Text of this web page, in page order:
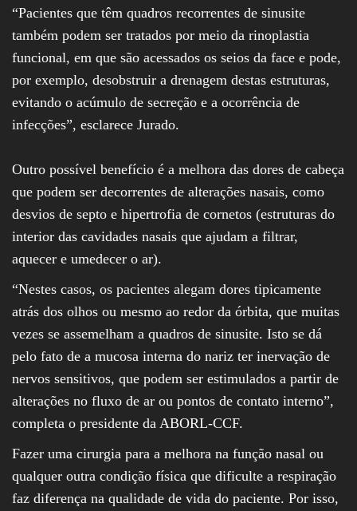
“Pacientes que têm quadros recorrentes de sinusite
também podem ser tratados por meio da rinoplastia
funcional, em que são acessados os seios da face e pode,
por exemplo, desobstruir a drenagem destas estruturas,
evitando o acúmulo de secreção e a ocorrência de
infecções”, esclarece Jurado.
Outro possível benefício é a melhora das dores de cabeça
que podem ser decorrentes de alterações nasais, como
desvios de septo e hipertrofia de cornetos (estruturas do
interior das cavidades nasais que ajudam a filtrar,
aquecer e umedecer o ar).
“Nestes casos, os pacientes alegam dores tipicamente
atrás dos olhos ou mesmo ao redor da órbita, que muitas
vezes se assemelham a quadros de sinusite. Isto se dá
pelo fato de a mucosa interna do nariz ter inervação de
nervos sensitivos, que podem ser estimulados a partir de
alterações no fluxo de ar ou pontos de contato interno”,
completa o presidente da ABORL-CCF.
Fazer uma cirurgia para a melhora na função nasal ou
qualquer outra condição física que dificulte a respiração
faz diferença na qualidade de vida do paciente. Por isso,